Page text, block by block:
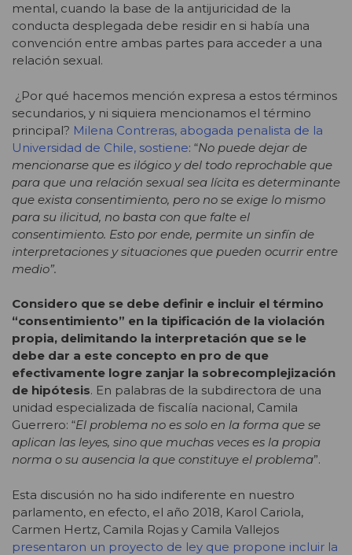
mental, cuando la base de la antijuricidad de la
conducta desplegada debe residir en si había una
convención entre ambas partes para acceder a una
relación sexual.
¿Por qué hacemos mención expresa a estos términos
secundarios, y ni siquiera mencionamos el término
principal? Milena Contreras, abogada penalista de la
Universidad de Chile, sostiene: “No puede dejar de
mencionarse que es ilógico y del todo reprochable que
para que una relación sexual sea lícita es determinante
que exista consentimiento, pero no se exige lo mismo
para su ilicitud, no basta con que falte el
consentimiento. Esto por ende, permite un sinfín de
interpretaciones y situaciones que pueden ocurrir entre
medio”.
Considero que se debe definir e incluir el término
“consentimiento” en la tipificación de la violación
propia, delimitando la interpretación que se le
debe dar a este concepto en pro de que
efectivamente logre zanjar la sobrecomplejización
de hipótesis. En palabras de la subdirectora de una
unidad especializada de fiscalía nacional, Camila
Guerrero: “El problema no es solo en la forma que se
aplican las leyes, sino que muchas veces es la propia
norma o su ausencia la que constituye el problema”.
Esta discusión no ha sido indiferente en nuestro
parlamento, en efecto, el año 2018, Karol Cariola,
Carmen Hertz, Camila Rojas y Camila Vallejos
presentaron un proyecto de ley que propone incluir la